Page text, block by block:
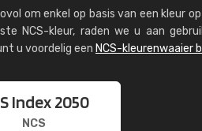
om enkel op basis van een kleur
NCS-kleur, raden we u aan
u voordelig een NCS-kleurenwaaier
Index 2050
NCS